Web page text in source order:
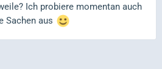
Ich probiere momentan auch
Sachen aus